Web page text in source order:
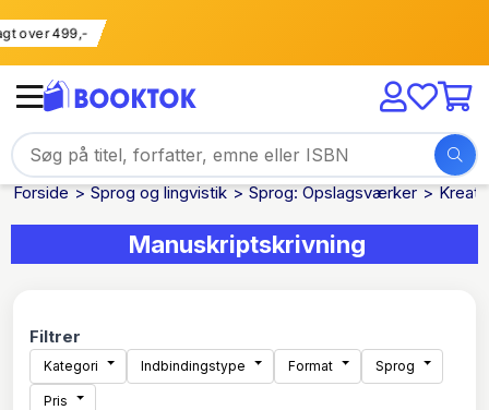
fragt over 499,-
Forside Sprog og lingvistik Sprog: Opslagsværker
Manuskriptskrivning
Filtrer
Kategori Indbindingstype Format Sprog
Pris